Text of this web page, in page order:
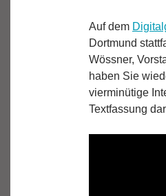
Auf dem
Dortmund
Wössner,
haben Sie
vierminütige
Textfassung